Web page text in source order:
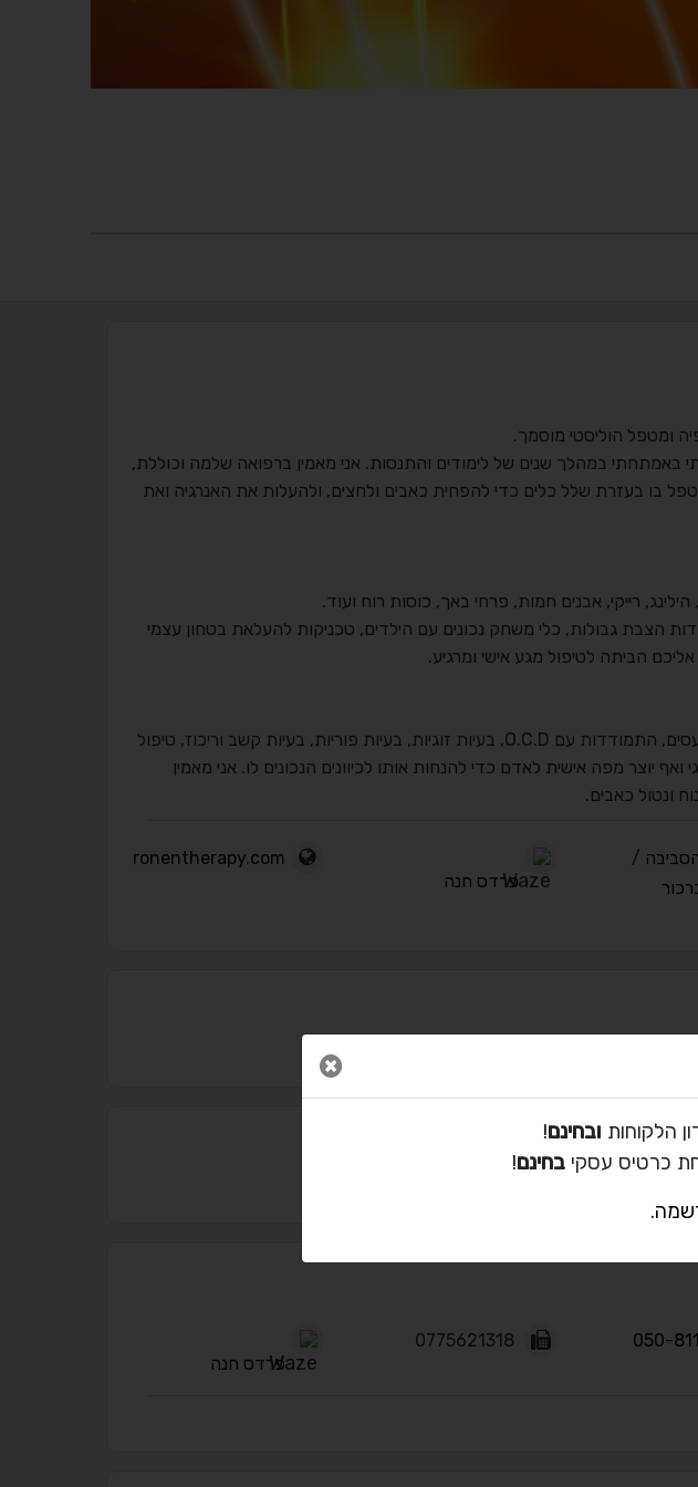
באמתחתי במהלך שנים של לימודים והתנסות. אני מאמין ברפואה שלמה וכוללת,
בו בעזרת שלל כלים כדי להפחית כאבים ולחצים, ולהעלות את האנרגיה ואת
רייקי, אבנים חמות, פרחי באך, כוסות רוח ועוד.
הצבת גבולות, כלי משחק נכונים עם הילדים, טכניקות להעלאת בטחון עצמי
אליכם הביתה לטיפול מגע אישי ומרגיע.
אני מתמחה בהפחתת לחצים ופחדים, הרגעת כעסים, התמודדות עם O.C.D, בעיות זוגיות, בעיות פוריות, בעיות קשב וריכוז, טיפול
יוצר מפה אישית לאדם כדי להנחות אותו לכיוונים הנכונים לו. אני מאמין
ונטול כאבים.
/
פרדס חנה
ronentherapy.com
050-
פרדס חנה
סגור חלון
הלקוחות ובחינם!
כרטיס עסקי בחינם!
.
◑